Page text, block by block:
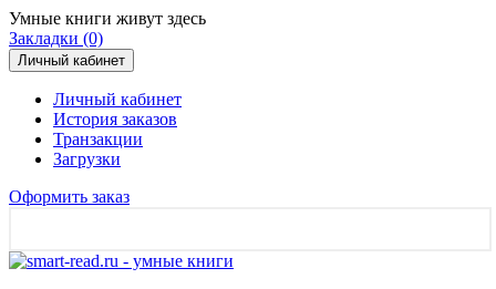
Умные книги живут здесь
Закладки (0)
Личный кабинет
Личный кабинет
История заказов
Транзакции
Загрузки
Оформить заказ